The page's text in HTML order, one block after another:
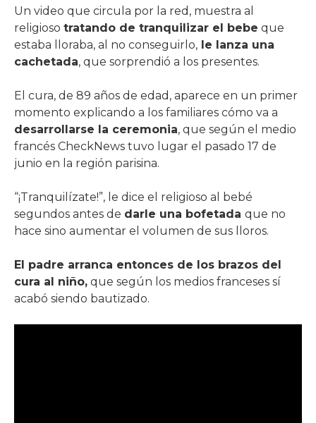
Un video que circula por la red, muestra al
religioso tratando de tranquilizar el bebe que
estaba lloraba, al no conseguirlo, le lanza una
cachetada, que sorprendió a los presentes.
El cura, de 89 años de edad, aparece en un primer
momento explicando a los familiares cómo va a
desarrollarse la ceremonia, que según el medio
francés CheckNews tuvo lugar el pasado 17 de
junio en la región parisina.
“¡Tranquilízate!”, le dice el religioso al bebé
segundos antes de darle una bofetada que no
hace sino aumentar el volumen de sus lloros.
El padre arranca entonces de los brazos del
cura al niño, que según los medios franceses sí
acabó siendo bautizado.